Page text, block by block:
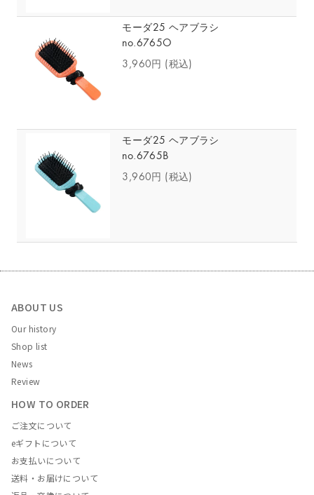
モーダ25 ヘアブラシ
no.6765O
3,960円 (税込)
モーダ25 ヘアブラシ
no.6765B
3,960円 (税込)
ABOUT US
Our history
Shop list
News
Review
HOW TO ORDER
ご注文について
eギフトについて
お支払いについて
送料・お届けについて